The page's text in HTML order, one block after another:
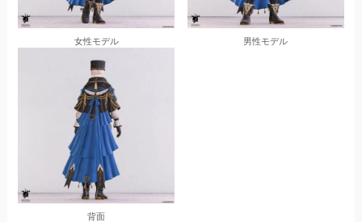
女性モデル 男性モデル
背面